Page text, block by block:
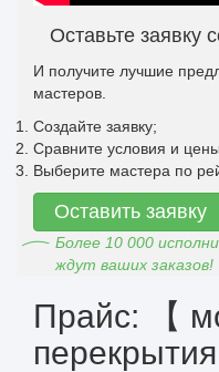
Оставьте заявку
И получите лучшие
мастеров.
Создайте заявку;
Сравните условия и
Выберите мастера по
Оставить заявку
Более 10 000
ждут ваших заказов!
Прайс: 【
перекрытия